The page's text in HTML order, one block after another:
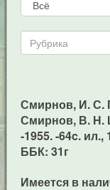
Смирнов, И. С.
Смирнов, В. Н.
-1955. -64c. ил.,
ББК: 31г
Имеется в